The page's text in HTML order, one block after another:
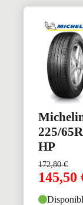
225/
HP
172,80€
145,50